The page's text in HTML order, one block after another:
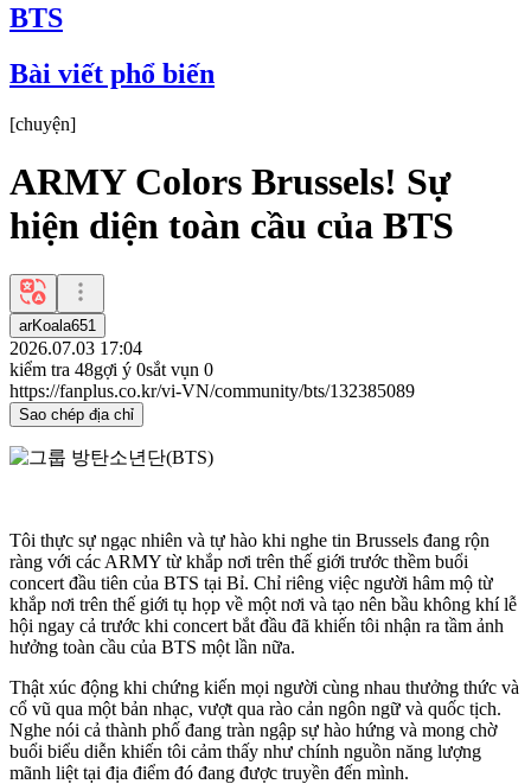
BTS
Bài viết phổ biến
[chuyện]
ARMY Colors Brussels! Sự
hiện diện toàn cầu của BTS
arKoala651
2026.07.03 17:04
kiểm tra 48gợi ý 0sắt vụn 0
https://fanplus.co.kr/vi-VN/community/bts/132385089
Sao chép địa chỉ
Tôi thực sự ngạc nhiên và tự hào khi nghe tin Brussels đang rộn
ràng với các ARMY từ khắp nơi trên thế giới trước thềm buổi
concert đầu tiên của BTS tại Bỉ. Chỉ riêng việc người hâm mộ từ
khắp nơi trên thế giới tụ họp về một nơi và tạo nên bầu không khí lễ
hội ngay cả trước khi concert bắt đầu đã khiến tôi nhận ra tầm ảnh
hưởng toàn cầu của BTS một lần nữa.
Thật xúc động khi chứng kiến ​​mọi người cùng nhau thưởng thức và
cổ vũ qua một bản nhạc, vượt qua rào cản ngôn ngữ và quốc tịch.
Nghe nói cả thành phố đang tràn ngập sự hào hứng và mong chờ
buổi biểu diễn khiến tôi cảm thấy như chính nguồn năng lượng
mãnh liệt tại địa điểm đó đang được truyền đến mình.